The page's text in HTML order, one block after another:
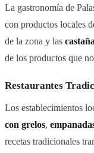
La gastronomía de
con productos locales
de la zona y las
de los productos que
Restaurantes
Los establecimientos
con grelos,
recetas tradicionales